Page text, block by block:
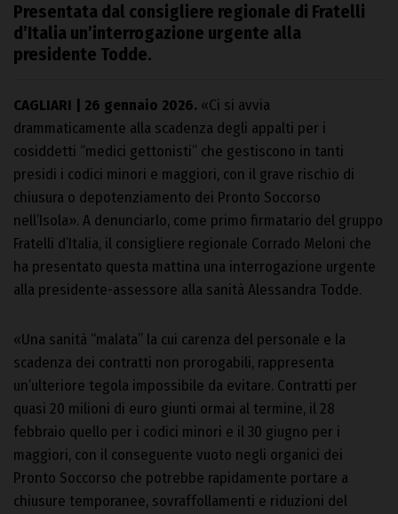
Presentata dal consigliere regionale di Fratelli
d’Italia un’interrogazione urgente alla
presidente Todde.
CAGLIARI | 26 gennaio 2026. «Ci si avvia
drammaticamente alla scadenza degli appalti per i
cosiddetti “medici gettonisti” che gestiscono in tanti
presidi i codici minori e maggiori, con il grave rischio di
chiusura o depotenziamento dei Pronto Soccorso
nell’Isola». A denunciarlo, come primo firmatario del gruppo
Fratelli d’Italia, il consigliere regionale Corrado Meloni che
ha presentato questa mattina una interrogazione urgente
alla presidente-assessore alla sanità Alessandra Todde.
«Una sanità “malata” la cui carenza del personale e la
scadenza dei contratti non prorogabili, rappresenta
un’ulteriore tegola impossibile da evitare. Contratti per
quasi 20 milioni di euro giunti ormai al termine, il 28
febbraio quello per i codici minori e il 30 giugno per i
maggiori, con il conseguente vuoto negli organici dei
Pronto Soccorso che potrebbe rapidamente portare a
chiusure temporanee, sovraffollamenti e riduzioni del